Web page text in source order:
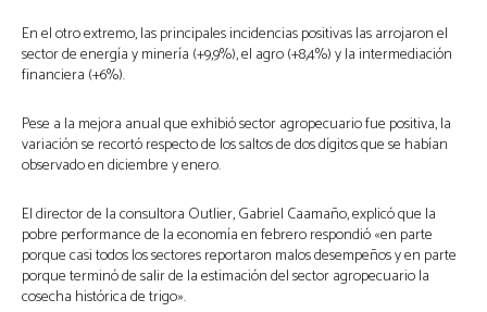
En el otro extremo, las principales incidencias positivas las arrojaron el
sector de energía y minería (+9,9%), el agro (+8,4%) y la intermediación
financiera (+6%).
Pese a la mejora anual que exhibió sector agropecuario fue positiva, la
variación se recortó respecto de los saltos de dos dígitos que se habían
observado en diciembre y enero.
El director de la consultora Outlier, Gabriel Caamaño, explicó que la
pobre performance de la economía en febrero respondió «en parte
porque casi todos los sectores reportaron malos desempeños y en parte
porque terminó de salir de la estimación del sector agropecuario la
cosecha histórica de trigo».